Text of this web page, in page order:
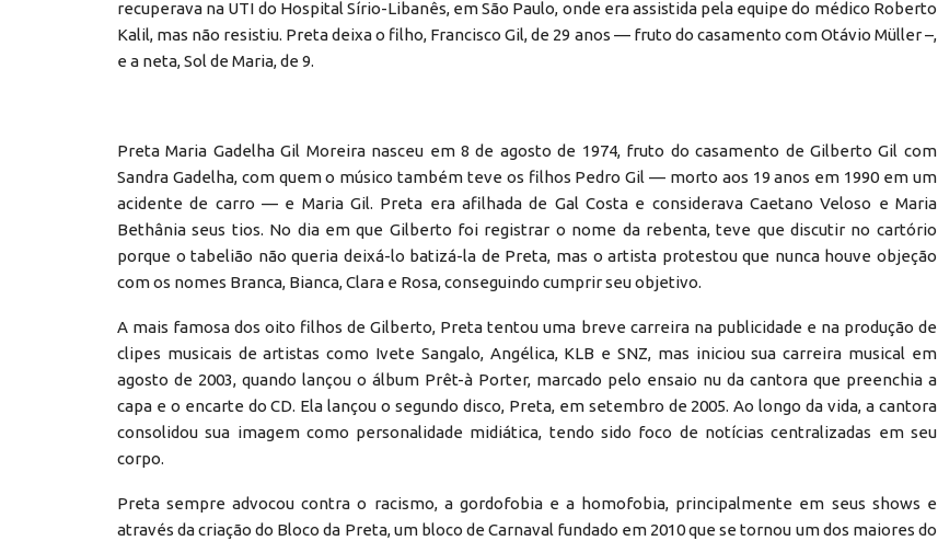
recuperava na UTI do Hospital Sírio-Libanês, em São Paulo, onde era assistida pela equipe do médico Roberto
Kalil, mas não resistiu. Preta deixa o filho, Francisco Gil, de 29 anos — fruto do casamento com Otávio Müller –,
e a neta, Sol de Maria, de 9.
Preta Maria Gadelha Gil Moreira nasceu em 8 de agosto de 1974, fruto do casamento de Gilberto Gil com
Sandra Gadelha, com quem o músico também teve os filhos Pedro Gil — morto aos 19 anos em 1990 em um
acidente de carro — e Maria Gil. Preta era afilhada de Gal Costa e considerava Caetano Veloso e Maria
Bethânia seus tios. No dia em que Gilberto foi registrar o nome da rebenta, teve que discutir no cartório
porque o tabelião não queria deixá-lo batizá-la de Preta, mas o artista protestou que nunca houve objeção
com os nomes Branca, Bianca, Clara e Rosa, conseguindo cumprir seu objetivo.
A mais famosa dos oito filhos de Gilberto, Preta tentou uma breve carreira na publicidade e na produção de
clipes musicais de artistas como Ivete Sangalo, Angélica, KLB e SNZ, mas iniciou sua carreira musical em
agosto de 2003, quando lançou o álbum Prêt-à Porter, marcado pelo ensaio nu da cantora que preenchia a
capa e o encarte do CD. Ela lançou o segundo disco, Preta, em setembro de 2005. Ao longo da vida, a cantora
consolidou sua imagem como personalidade midiática, tendo sido foco de notícias centralizadas em seu
corpo.
Preta sempre advocou contra o racismo, a gordofobia e a homofobia, principalmente em seus shows e
através da criação do Bloco da Preta, um bloco de Carnaval fundado em 2010 que se tornou um dos maiores do